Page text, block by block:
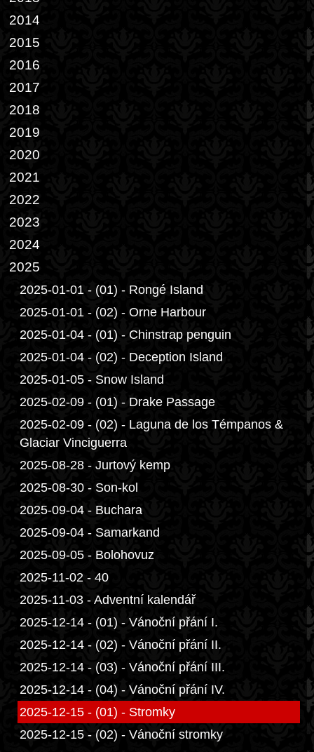
2014
2015
2016
2017
2018
2019
2020
2021
2022
2023
2024
2025
2025-01-01 - (01) - Rongé Island
2025-01-01 - (02) - Orne Harbour
2025-01-04 - (01) - Chinstrap penguin
2025-01-04 - (02) - Deception Island
2025-01-05 - Snow Island
2025-02-09 - (01) - Drake Passage
2025-02-09 - (02) - Laguna de los Témpanos &
Glaciar Vinciguerra
2025-08-28 - Jurtový kemp
2025-08-30 - Son-kol
2025-09-04 - Buchara
2025-09-04 - Samarkand
2025-09-05 - Bolohovuz
2025-11-02 - 40
2025-11-03 - Adventní kalendář
2025-12-14 - (01) - Vánoční přání I.
2025-12-14 - (02) - Vánoční přání II.
2025-12-14 - (03) - Vánoční přání III.
2025-12-14 - (04) - Vánoční přání IV.
2025-12-15 - (01) - Stromky
2025-12-15 - (02) - Vánoční stromky